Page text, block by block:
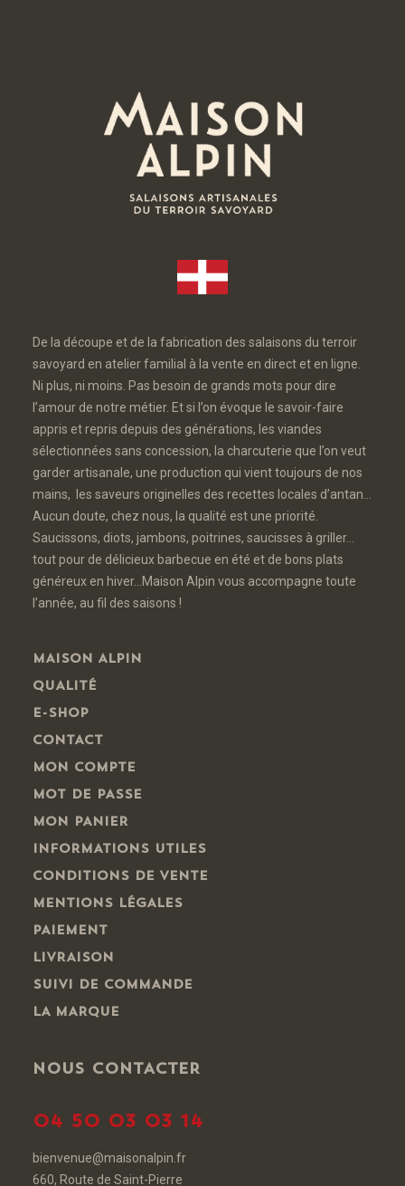
De la découpe et de la fabrication des salaisons du terroir
savoyard en atelier familial à la vente en direct et en ligne.
Ni plus, ni moins. Pas besoin de grands mots pour dire
l’amour de notre métier. Et si l’on évoque le savoir-faire
appris et repris depuis des générations, les viandes
sélectionnées sans concession, la charcuterie que l’on veut
garder artisanale, une production qui vient toujours de nos
mains, les saveurs originelles des recettes locales d’antan…
Aucun doute, chez nous, la qualité est une priorité.
Saucissons, diots, jambons, poitrines, saucisses à griller…
tout pour de délicieux barbecue en été et de bons plats
généreux en hiver…Maison Alpin vous accompagne toute
l’année, au fil des saisons !
MAISON ALPIN
QUALITÉ
E-SHOP
CONTACT
MON COMPTE
MOT DE PASSE
MON PANIER
INFORMATIONS UTILES
CONDITIONS DE VENTE
MENTIONS LÉGALES
PAIEMENT
LIVRAISON
SUIVI DE COMMANDE
LA MARQUE
NOUS CONTACTER
04 50 03 03 14
bienvenue@maisonalpin.fr
660, Route de Saint-Pierre